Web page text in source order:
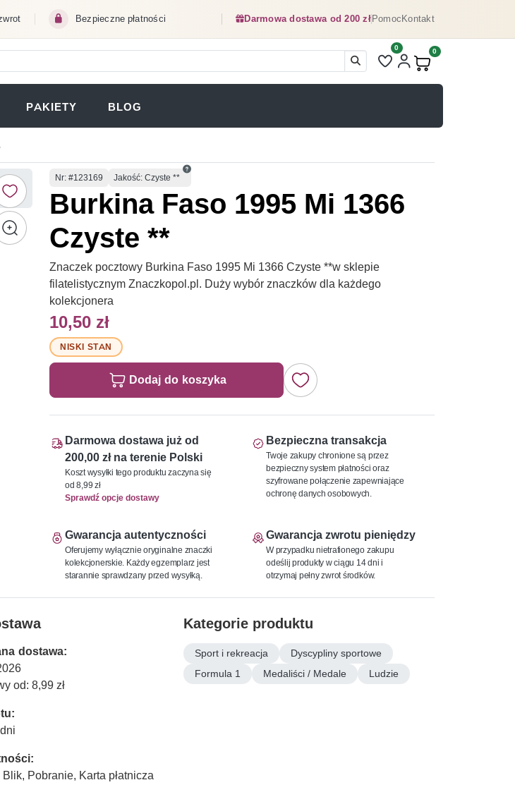
Bezpieczne płatności Darmowa dostawa od 200 złPomocKontakt
Liczba pozycji na liście
0
Produkty w koszyku:
0
PAKIETY BLOG
Numer
Nr: #123169 Jakość: Czyste **
Burkina Faso 1995 Mi 1366
Czyste **
Znaczek pocztowy Burkina Faso 1995 Mi 1366 Czyste **w sklepie
filatelistycznym Znaczkopol.pl. Duży wybór znaczków dla każdego
kolekcjonera
10,50 zł
NISKI STAN
Dodaj do koszyka
Darmowa dostawa już od
200,00 zł na terenie Polski
Koszt wysyłki tego produktu zaczyna się
od 8,99 zł
Sprawdź opcje dostawy
Bezpieczna transakcja
Twoje zakupy chronione są przez
bezpieczny system płatności oraz
szyfrowane połączenie zapewniające
ochronę danych osobowych.
Gwarancja autentyczności
Oferujemy wyłącznie oryginalne znaczki
kolekcjonerskie. Każdy egzemplarz jest
starannie sprawdzany przed wysyłką.
Gwarancja zwrotu pieniędzy
W przypadku nietrafionego zakupu
odeślij produkty w ciągu 14 dni i
otrzymaj pełny zwrot środków.
dostawa:
od: 8,99 zł
Pobranie, Karta płatnicza
Kategorie produktu
Sport i rekreacja
Dyscypliny sportowe
Formula 1
Medaliści / Medale Ludzie